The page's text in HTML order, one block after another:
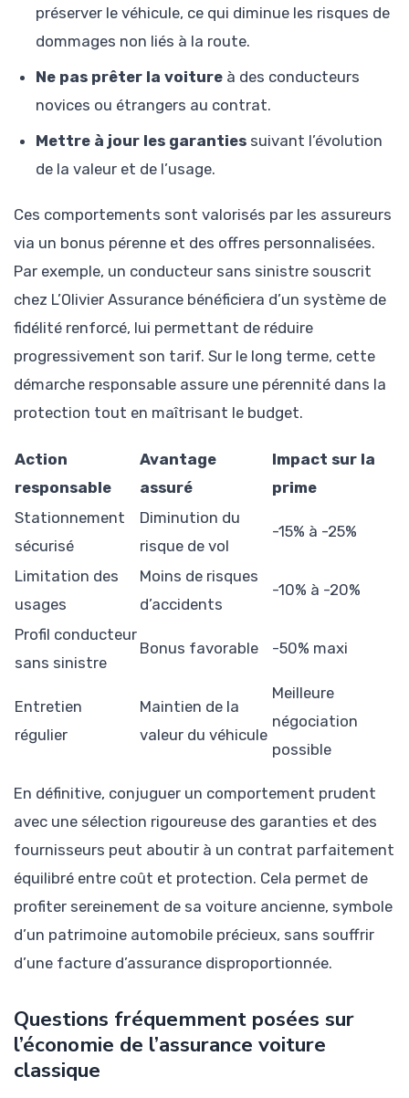
préserver le véhicule, ce qui diminue les risques de
dommages non liés à la route.
Ne pas prêter la voiture à des conducteurs
novices ou étrangers au contrat.
Mettre à jour les garanties suivant l’évolution
de la valeur et de l’usage.
Ces comportements sont valorisés par les assureurs
via un bonus pérenne et des offres personnalisées.
Par exemple, un conducteur sans sinistre souscrit
chez L’Olivier Assurance bénéficiera d’un système de
fidélité renforcé, lui permettant de réduire
progressivement son tarif. Sur le long terme, cette
démarche responsable assure une pérennité dans la
protection tout en maîtrisant le budget.
Action
responsable
Avantage
assuré
Impact sur la
prime
Stationnement
sécurisé
Diminution du
risque de vol
-15% à -25%
Limitation des
usages
Moins de risques
d’accidents
-10% à -20%
Profil conducteur
sans sinistre
Bonus favorable -50% maxi
Entretien
régulier
Maintien de la
valeur du véhicule
Meilleure
négociation
possible
En définitive, conjuguer un comportement prudent
avec une sélection rigoureuse des garanties et des
fournisseurs peut aboutir à un contrat parfaitement
équilibré entre coût et protection. Cela permet de
profiter sereinement de sa voiture ancienne, symbole
d’un patrimoine automobile précieux, sans souffrir
d’une facture d’assurance disproportionnée.
Questions fréquemment posées sur
l’économie de l’assurance voiture
classique